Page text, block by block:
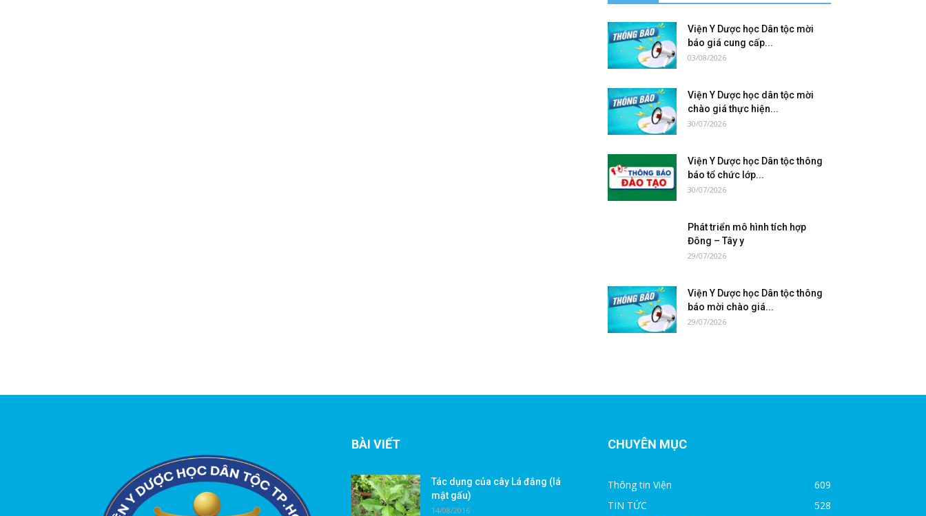
Viện Y Dược học Dân tộc mời
báo giá cung cấp...
03/08/2026
Viện Y Dược học dân tộc mời
chào giá thực hiện...
30/07/2026
Viện Y Dược học Dân tộc thông
báo tổ chức lớp...
30/07/2026
Phát triển mô hình tích hợp
Đông – Tây y
29/07/2026
Viện Y Dược học Dân tộc thông
báo mời chào giá...
29/07/2026
BÀI VIẾT
Tác dụng của cây Lá đắng (lá
mật gấu)
14/08/2016
CHUYÊN MỤC
Thông tin Viện
609
TIN TỨC
528